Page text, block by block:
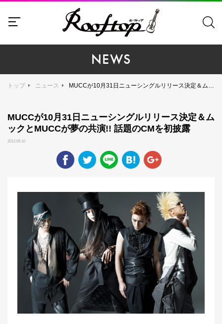
NEWS
トップ ニュース MUCCが10月31日ニューシングルリリース決定＆ムックとMUCCが夢の共演!! 話題のCMを初披露
MUCCが10月31日ニューシングルリリース決定＆ム
ックとMUCCが夢の共演!! 話題のCMを初披露
2012.09.10